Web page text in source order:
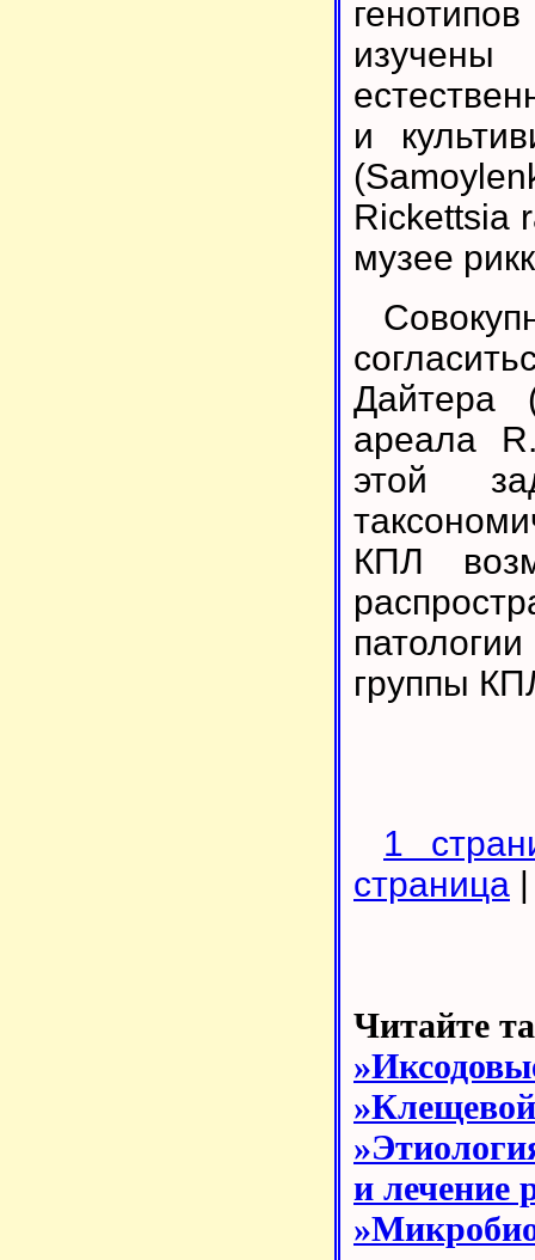
изучены
и
Rickettsia
музее
Дайтера
ареала
этой
КПЛ
группы
1
страница
Читайте
и лечение